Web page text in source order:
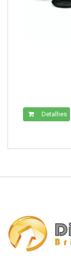
Detalhes